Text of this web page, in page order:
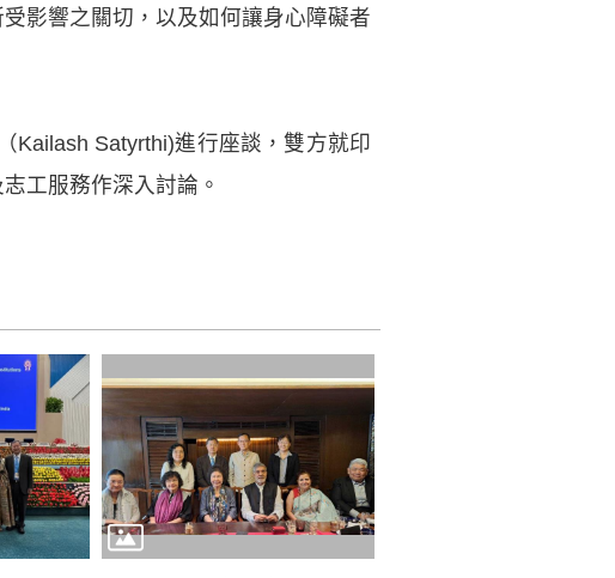
影響之關切，以及如何讓身心障礙者
Kailash Satyrthi)進行座談，雙方就印
工服務作深入討論。